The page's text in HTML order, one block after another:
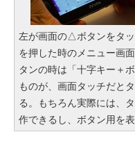
左が画面の△ボタンをタ
を押した時のメニュー画
タンの時は「十字キー＋
ものが、画面タッチだと
る。もちろん実際には、
作できるし、ボタン用を